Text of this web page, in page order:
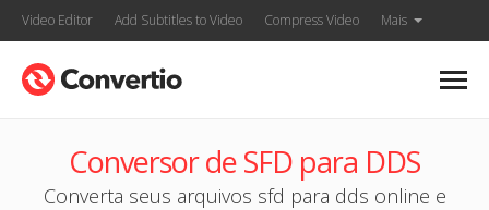
Video Editor Add Subtitles to Video Compress Video Mais
Conversor de SFD para DDS
Converta seus arquivos sfd para dds online e